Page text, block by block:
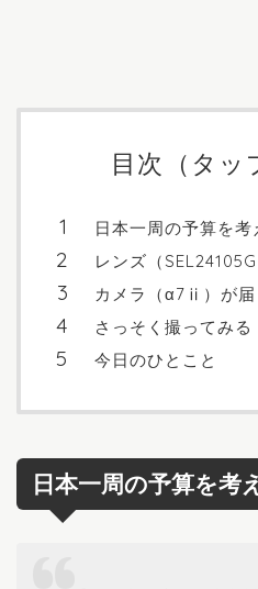
目次（タッ
日本一周の予算を考
レンズ（
カメラ（α7ⅱ）が届
さっそく撮ってみる
今日のひとこと
日本一周の予算を考